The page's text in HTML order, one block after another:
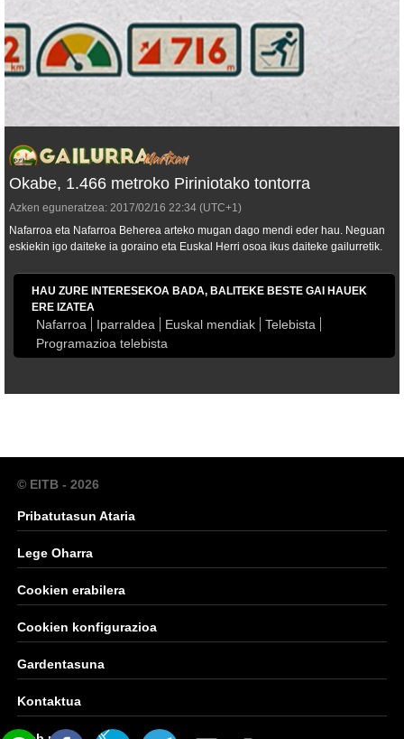
Okabe, 1.466 metroko Piriniotako tontorra
Azken eguneratzea: 2017/02/16 22:34 (UTC+1)
Nafarroa eta Nafarroa Beherea arteko mugan dago mendi eder hau. Neguan
eskiekin igo daiteke ia goraino eta Euskal Herri osoa ikus daiteke gailurretik.
HAU ZURE INTERESEKOA BADA, BALITEKE BESTE GAI HAUEK
ERE IZATEA
Nafarroa Iparraldea Euskal mendiak
Telebista
Programazioa telebista
© EITB - 2026
Pribatutasun Ataria
Lege Oharra
Cookien erabilera
Cookien konfigurazioa
Gardentasuna
Kontaktua